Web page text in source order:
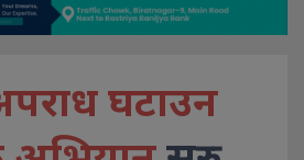
घटाउन